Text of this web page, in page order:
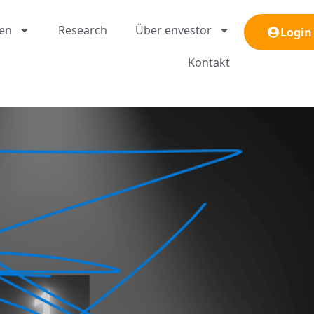
Research Über envestor
Kontakt
Login